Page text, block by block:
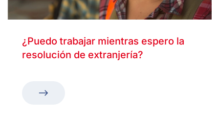
¿Puedo trabajar mientras espero la
resolución de extranjería?